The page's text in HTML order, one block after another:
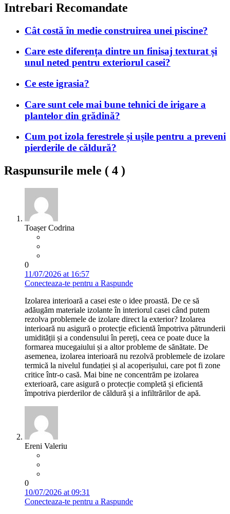
Intrebari Recomandate
Cât costă în medie construirea unei piscine?
Care este diferența dintre un finisaj texturat și
unul neted pentru exteriorul casei?
Ce este igrasia?
Care sunt cele mai bune tehnici de irigare a
plantelor din grădină?
Cum pot izola ferestrele și ușile pentru a preveni
pierderile de căldură?
Raspunsurile mele ( 4 )
Toașer Codrina
0
11/07/2026 at 16:57
Conecteaza-te pentru a Raspunde
Izolarea interioară a casei este o idee proastă. De ce să
adăugăm materiale izolante în interiorul casei când putem
rezolva problemele de izolare direct la exterior? Izolarea
interioară nu asigură o protecție eficientă împotriva pătrunderii
umidității și a condensului în pereți, ceea ce poate duce la
formarea mucegaiului și a altor probleme de sănătate. De
asemenea, izolarea interioară nu rezolvă problemele de izolare
termică la nivelul fundației și al acoperișului, care pot fi zone
critice într-o casă. Mai bine ne concentrăm pe izolarea
exterioară, care asigură o protecție completă și eficientă
împotriva pierderilor de căldură și a infiltrărilor de apă.
Ereni Valeriu
0
10/07/2026 at 09:31
Conecteaza-te pentru a Raspunde